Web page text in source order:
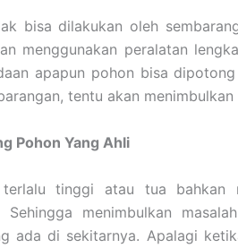
bisa dilakukan oleh
menggunakan peralatan
apapun pohon bisa
tentu akan
Pohon Yang Ahli
tinggi atau tua bahkan
Sehingga menimbulkan
ada di sekitarnya. Apalagi